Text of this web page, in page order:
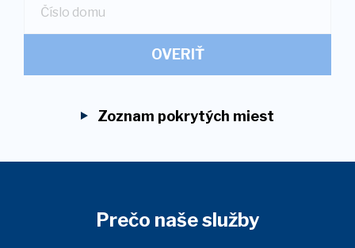
OVERIŤ
Zoznam pokrytých miest
Prečo naše služby